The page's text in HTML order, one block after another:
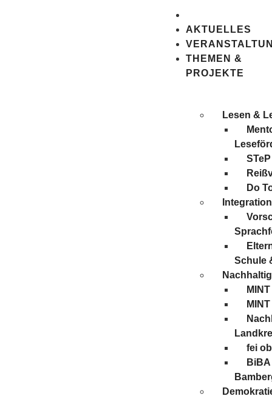
AKTUELLES
THEMEN &
PROJEKTE
Lesen &
Do
Schule
fei